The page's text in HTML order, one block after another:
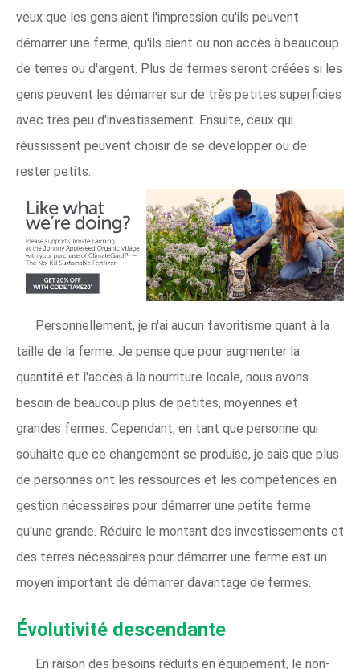
veux que les gens aient l'impression qu'ils peuvent
démarrer une ferme, qu'ils aient ou non accès à beaucoup
de terres ou d'argent. Plus de fermes seront créées si les
gens peuvent les démarrer sur de très petites superficies
avec très peu d'investissement. Ensuite, ceux qui
réussissent peuvent choisir de se développer ou de
rester petits.
Personnellement, je n'ai aucun favoritisme quant à la
taille de la ferme. Je pense que pour augmenter la
quantité et l'accès à la nourriture locale, nous avons
besoin de beaucoup plus de petites, moyennes et
grandes fermes. Cependant, en tant que personne qui
souhaite que ce changement se produise, je sais que plus
de personnes ont les ressources et les compétences en
gestion nécessaires pour démarrer une petite ferme
qu'une grande. Réduire le montant des investissements et
des terres nécessaires pour démarrer une ferme est un
moyen important de démarrer davantage de fermes.
Évolutivité descendante
En raison des besoins réduits en équipement, le non-